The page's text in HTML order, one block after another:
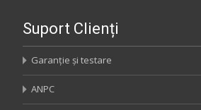
Suport Clienți
Garanție și testare
ANPC